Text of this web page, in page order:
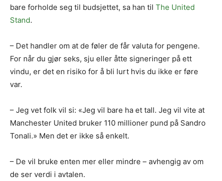
bare forholde seg til budsjettet, sa han til The United
Stand.
– Det handler om at de føler de får valuta for pengene.
For når du gjør seks, sju eller åtte signeringer på ett
vindu, er det en risiko for å bli lurt hvis du ikke er føre
var.
– Jeg vet folk vil si: «Jeg vil bare ha et tall. Jeg vil vite at
Manchester United bruker 110 millioner pund på Sandro
Tonali.» Men det er ikke så enkelt.
– De vil bruke enten mer eller mindre – avhengig av om
de ser verdi i avtalen.